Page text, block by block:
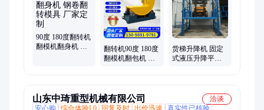
机、载货提升机、三维小车、旋转展台、卸货平台、固定剪叉升
降机、固定剪叉、全自行升降平台、自行走升降机、装卸货平台
90度 180度翻转机
翻模机翻身机 钢
翻转机90度 180度
翻模机翻包机 模
货梯升降机 固定
式液压升降平台
山东中琦重型机械有限公司
洽谈
安心购
综合体验L0 回复及时 出价迅速
真实性已核验